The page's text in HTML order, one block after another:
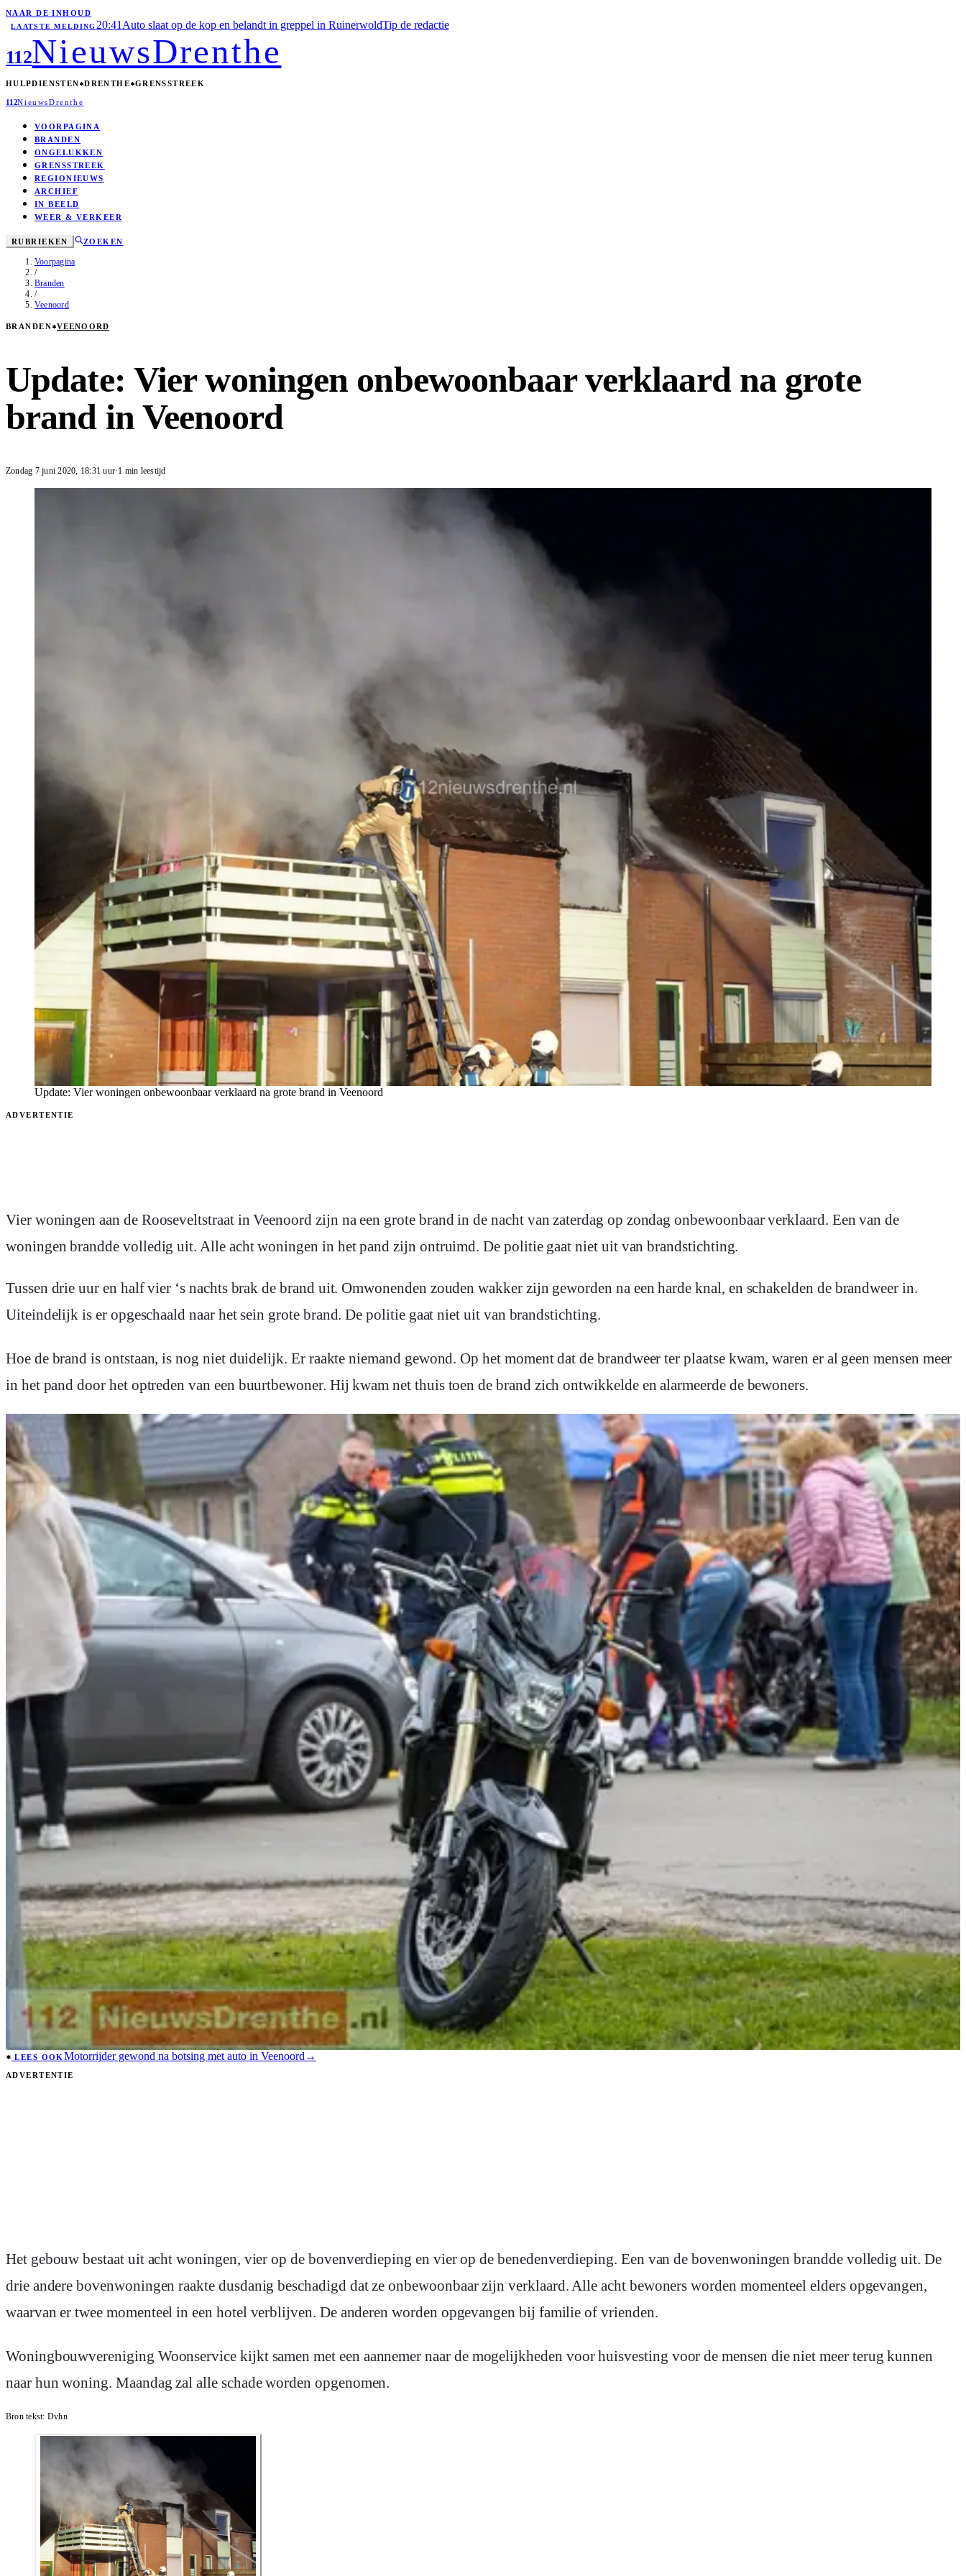
NAAR DE INHOUD
LAATSTE MELDING 20:41 Auto slaat op de kop en belandt in greppel in RuinerwoldTip de redactie
112NieuwsDrenthe
HULPDIENSTEN DRENTHE GRENSSTREEK
112NieuwsDrenthe
VOORPAGINA
BRANDEN
ONGELUKKEN
GRENSSTREEK
REGIONIEUWS
ARCHIEF
IN BEELD
WEER & VERKEER
RUBRIEKEN ZOEKEN
Voorpagina
/
Branden
/
Veenoord
BRANDEN VEENOORD
Update: Vier woningen onbewoonbaar verklaard na grote
brand in Veenoord
Zondag 7 juni 2020, 18:31 uur·1 min leestijd
Update: Vier woningen onbewoonbaar verklaard na grote brand in Veenoord
ADVERTENTIE
Vier woningen aan de Rooseveltstraat in Veenoord zijn na een grote brand in de nacht van zaterdag op zondag onbewoonbaar verklaard. Een van de
woningen brandde volledig uit. Alle acht woningen in het pand zijn ontruimd. De politie gaat niet uit van brandstichting.
Tussen drie uur en half vier ‘s nachts brak de brand uit. Omwonenden zouden wakker zijn geworden na een harde knal, en schakelden de brandweer in.
Uiteindelijk is er opgeschaald naar het sein grote brand. De politie gaat niet uit van brandstichting.
Hoe de brand is ontstaan, is nog niet duidelijk. Er raakte niemand gewond. Op het moment dat de brandweer ter plaatse kwam, waren er al geen mensen meer
in het pand door het optreden van een buurtbewoner. Hij kwam net thuis toen de brand zich ontwikkelde en alarmeerde de bewoners.
LEES OOK Motorrijder gewond na botsing met auto in Veenoord →
ADVERTENTIE
Het gebouw bestaat uit acht woningen, vier op de bovenverdieping en vier op de benedenverdieping. Een van de bovenwoningen brandde volledig uit. De
drie andere bovenwoningen raakte dusdanig beschadigd dat ze onbewoonbaar zijn verklaard. Alle acht bewoners worden momenteel elders opgevangen,
waarvan er twee momenteel in een hotel verblijven. De anderen worden opgevangen bij familie of vrienden.
Woningbouwvereniging Woonservice kijkt samen met een aannemer naar de mogelijkheden voor huisvesting voor de mensen die niet meer terug kunnen
naar hun woning. Maandag zal alle schade worden opgenomen.
Bron tekst: Dvhn